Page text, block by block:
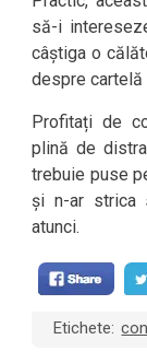
să-i
câștiga o
despre
Profitați de
plină de
trebuie puse
și n-ar strica
atunci.
Etichete: